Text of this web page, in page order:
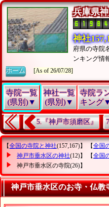
兵庫県
神社
府県の寺院
ンキング情
ホーム
[As of 26/07/28]
寺院一覧
(県別)▼
神社一覧
(県別)▼
寺院ラ
キング
5.『神戸市須磨区』
【全国の寺院と神社(157,167)】 【全国
神戸市垂水区の神社(12)】 【全国
神戸市垂水区の寺院(26)】
神戸市垂水区のお寺・仏教